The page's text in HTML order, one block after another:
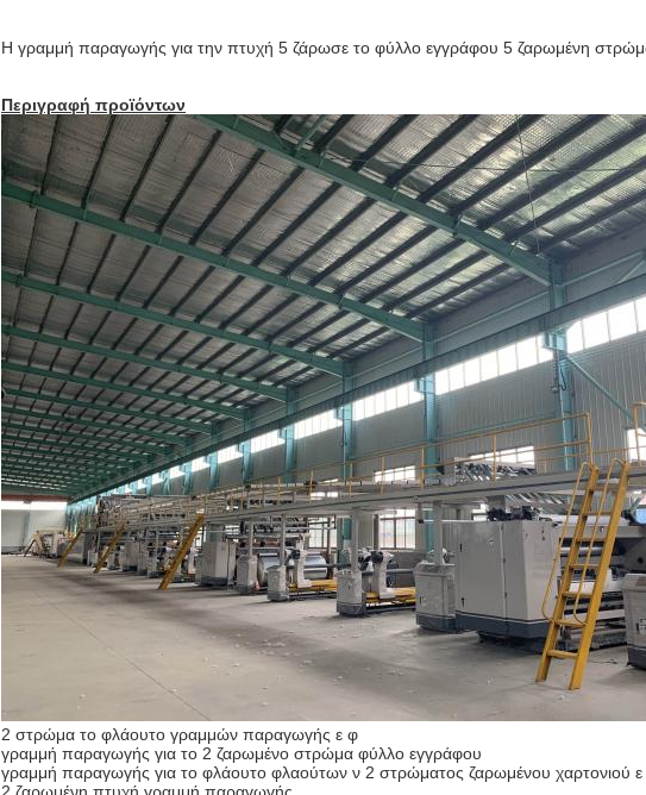
Η γραμμή παραγωγής για την πτυχή 5 ζάρωσε το φύλλο εγγράφου 5 ζαρωμένη
Περιγραφή προϊόντων
2 στρώμα το φλάουτο γραμμών παραγωγής ε φ
γραμμή παραγωγής για το 2 ζαρωμένο στρώμα φύλλο εγγράφου
γραμμή παραγωγής για το φλάουτο φλαούτων ν 2 στρώματος ζαρωμένου χαρτονιού